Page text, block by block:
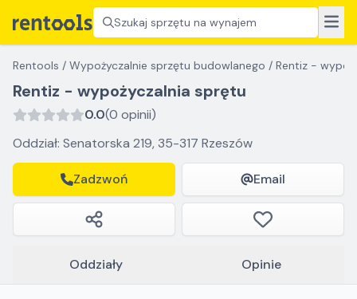
Szukaj sprzętu na wynajem
Rentools / Wypożyczalnie sprzętu budowlanego / Rentiz -
Rentiz - wypożyczalnia sprętu
0.0(0 opinii)
Oddział: Senatorska 219, 35-317 Rzeszów
Zadzwoń Email
Oddziały Opinie